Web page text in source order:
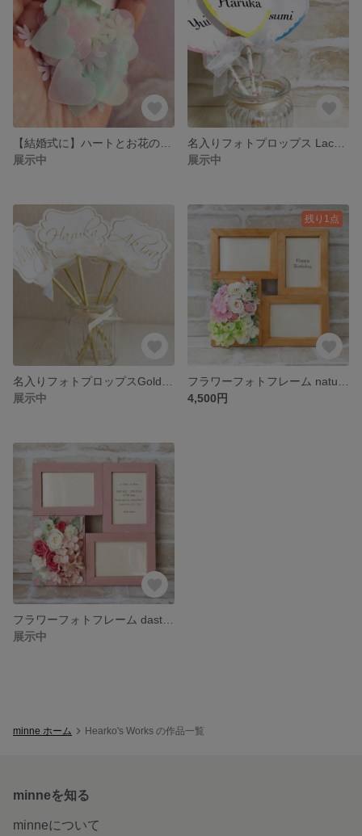
展示中
展示中
展示中
残り1点
4,500円
展示中
minne ホーム Hearko's Works の作品一覧
minneを知る
minneについて